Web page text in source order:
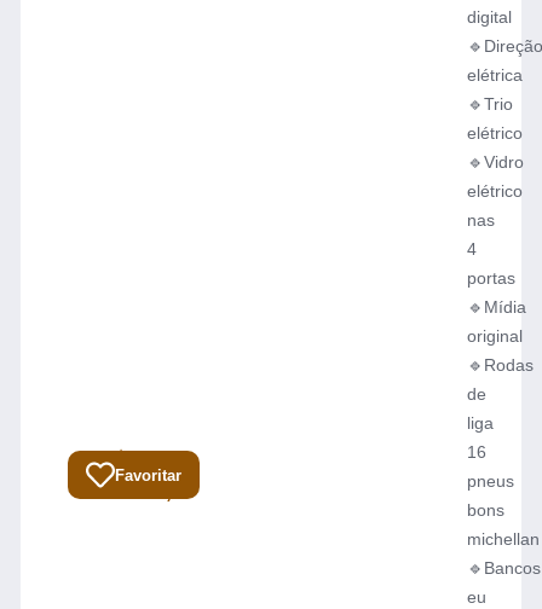
Favoritar
Total:
R$
59.900,00
digital
elétrica
🔹Trio
elétrico
🔹Vidro
elétrico
nas
4
portas
🔹Mídia
original
🔹Rodas
de
liga
16
pneus
bons
michellan
🔹Bancos
eu